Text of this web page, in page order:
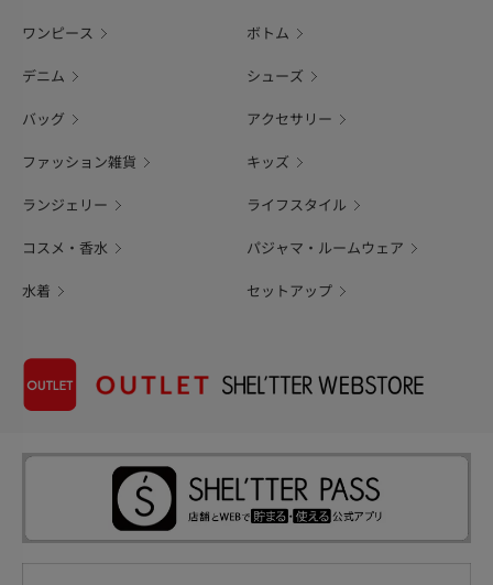
ワンピース ボトム
デニム シューズ
バッグ アクセサリー
ファッション雑貨 キッズ
ランジェリー ライフスタイル
コスメ・香水 パジャマ・ルームウェア
水着 セットアップ